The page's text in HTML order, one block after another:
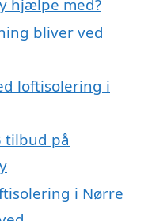
hjælpe med?
bliver ved
loftisolering i
tilbud på
i Nørre